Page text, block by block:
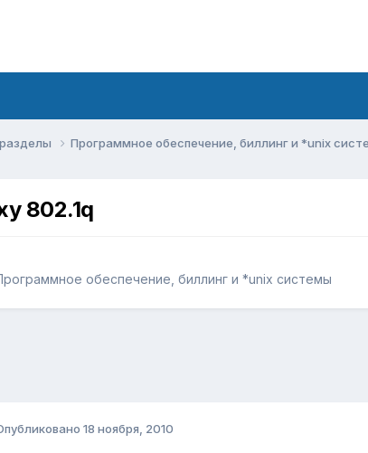
Программное обеспечение, биллинг и *unix
802.1q
обеспечение, биллинг и *unix системы
18 ноября, 2010